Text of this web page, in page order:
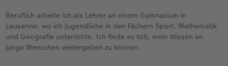
Beruflich arbeite ich als Lehrer an einem Gymnasium in
Lausanne, wo ich Jugendliche in den Fächern Sport, Mathematik
und Geografie unterrichte. Ich finde es toll, mein Wissen an
junge Menschen weitergeben zu können.